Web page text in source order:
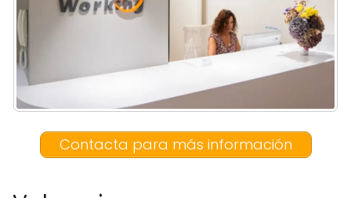
Contacta para más información